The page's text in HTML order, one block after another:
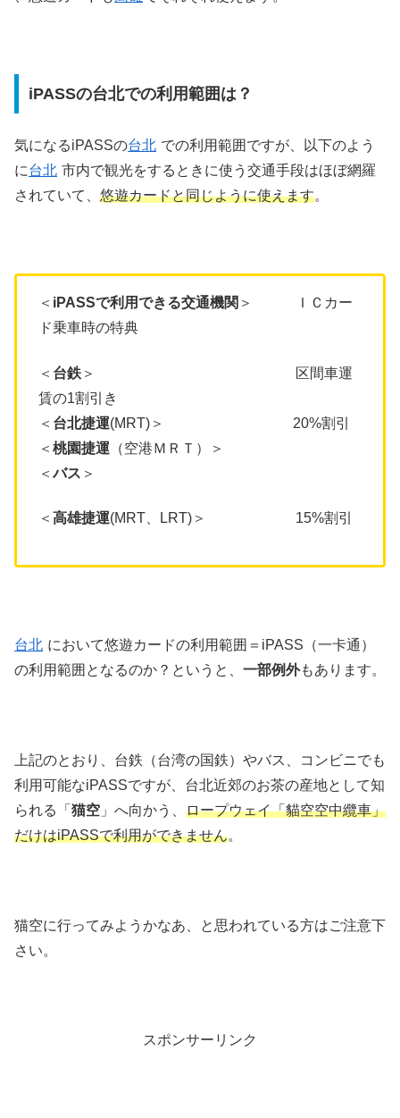
iPASSの台北での利用範囲は？
気になるiPASSの台北 での利用範囲ですが、以下のよう
に台北 市内で観光をするときに使う交通手段はほぼ網羅
されていて、 悠遊カードと同じように使えます。
＜ iPASSで利用できる交通機関 ＞ ＩＣカー
ド乗車時の特典
＜ 台鉄 ＞ 区間車運
賃の1割引き
＜ 台北捷運(MRT)＞ 20%割引
＜ 桃園捷運 （空港ＭＲＴ）＞
＜バス ＞
＜ 高雄捷運(MRT、LRT)＞ 15%割引
台北 において悠遊カードの利用範囲＝iPASS（一卡通）
の利用範囲となるのか？というと、 一部例外もあります。
上記のとおり、台鉄（台湾の国鉄）やバス、コンビニでも
利用可能なiPASSですが、台北近郊のお茶の産地として知
られる「 猫空 」へ向かう、 ロープウェイ「貓空空中纜車」
だけはiPASSで利用ができません。
猫空に行ってみようかなあ、と思われている方はご注意下
さい。
スポンサーリンク